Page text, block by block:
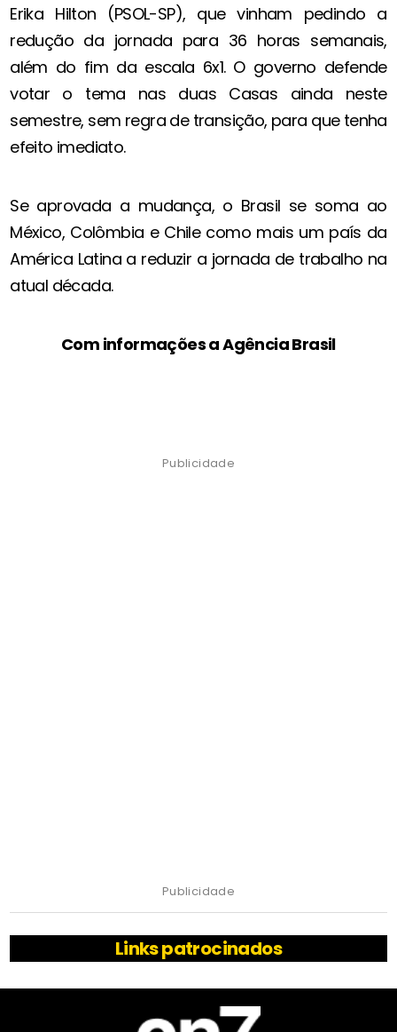
Erika Hilton (PSOL-SP), que vinham pedindo a
redução da jornada para 36 horas semanais,
além do fim da escala 6x1. O governo defende
votar o tema nas duas Casas ainda neste
semestre, sem regra de transição, para que tenha
efeito imediato.
Se aprovada a mudança, o Brasil se soma ao
México, Colômbia e Chile como mais um país da
América Latina a reduzir a jornada de trabalho na
atual década.
Com informações a Agência Brasil
Publicidade
Publicidade
Links patrocinados